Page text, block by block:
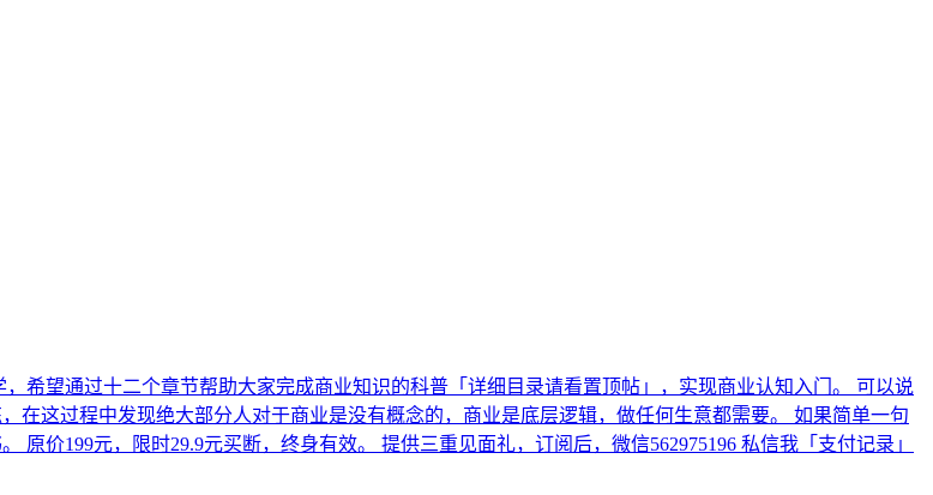
希望通过十二个章节帮助大家完成商业知识的科普「详细目录请看置顶帖」，实现商业认知入门。 可以说
在这过程中发现绝大部分人对于商业是没有概念的，商业是底层逻辑，做任何生意都需要。 如果简单一句
价199元，限时29.9元买断，终身有效。 提供三重见面礼，订阅后，微信562975196 私信我「支付记录」